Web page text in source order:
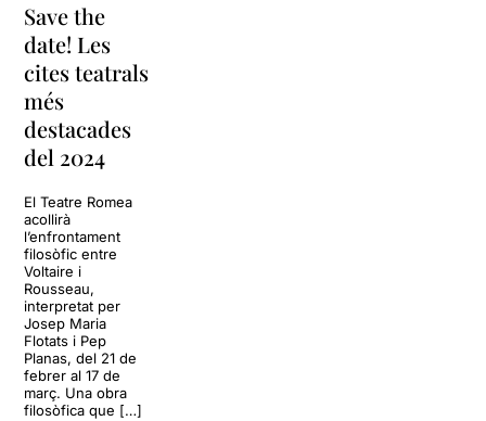
Save the
date! Les
cites teatrals
més
destacades
del 2024
El Teatre Romea
acollirà
l’enfrontament
filosòfic entre
Voltaire i
Rousseau,
interpretat per
Josep Maria
Flotats i Pep
Planas, del 21 de
febrer al 17 de
març. Una obra
filosòfica que […]